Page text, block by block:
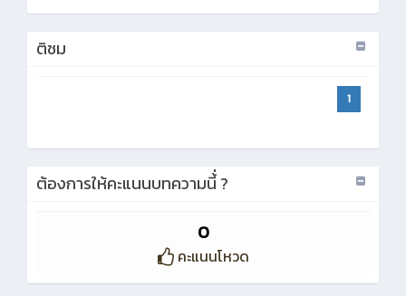
ติชม
1
ต้องการให้คะแนนบทความนี้่ ?
0
คะแนนโหวด